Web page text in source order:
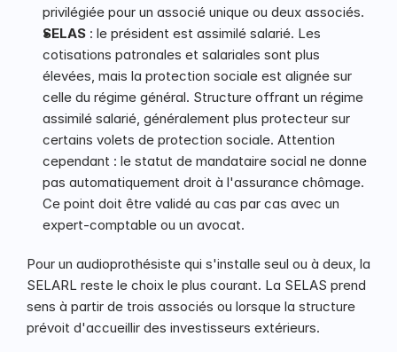
privilégiée pour un associé unique ou deux associés.
SELAS : le président est assimilé salarié. Les
cotisations patronales et salariales sont plus
élevées, mais la protection sociale est alignée sur
celle du régime général. Structure offrant un régime
assimilé salarié, généralement plus protecteur sur
certains volets de protection sociale. Attention
cependant : le statut de mandataire social ne donne
pas automatiquement droit à l'assurance chômage.
Ce point doit être validé au cas par cas avec un
expert-comptable ou un avocat.
Pour un audioprothésiste qui s'installe seul ou à deux, la
SELARL reste le choix le plus courant. La SELAS prend
sens à partir de trois associés ou lorsque la structure
prévoit d'accueillir des investisseurs extérieurs.